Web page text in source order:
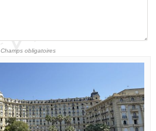
Champs obligatoires